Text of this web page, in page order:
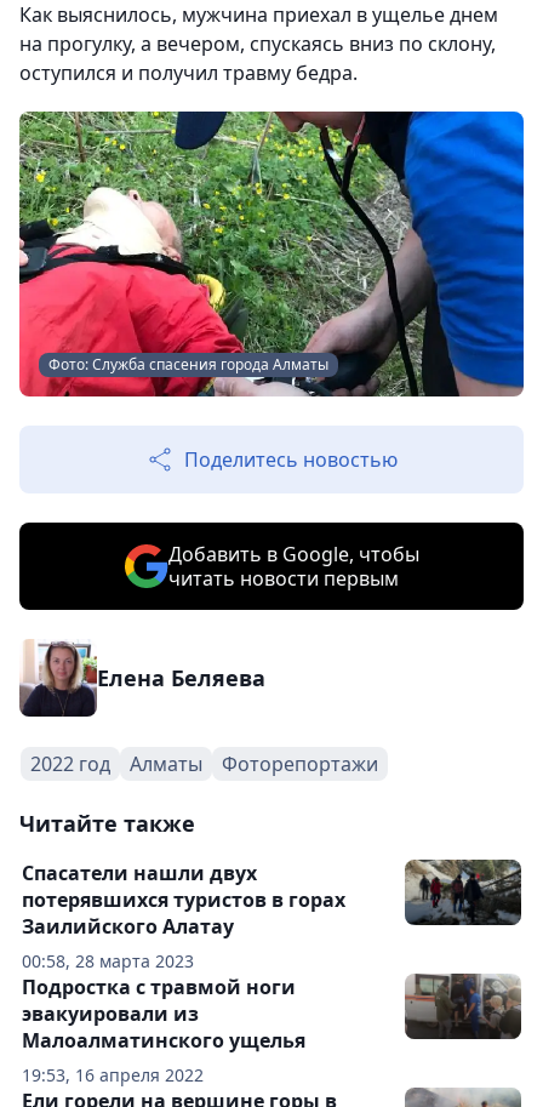
Как выяснилось, мужчина приехал в ущелье днем
на прогулку, а вечером, спускаясь вниз по склону,
оступился и получил травму бедра.
Фото: Служба спасения города Алматы
Поделитесь новостью
Добавить в Google, чтобы
читать новости первым
Елена Беляева
2022 год Алматы Фоторепортажи
Читайте также
00:58, 28 марта 2023
Спасатели нашли двух
потерявшихся туристов в горах
Заилийского Алатау
19:53, 16 апреля 2022
Подростка с травмой ноги
эвакуировали из
Малоалматинского ущелья
Ели горели на вершине горы в